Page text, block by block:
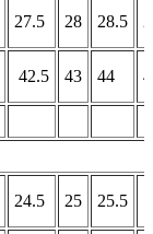
27.5 28 28.5
42.5 43 44
24.5 25 25.5